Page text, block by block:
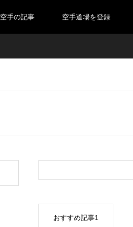
空手の記事 空手道場を登録
おすすめ記事1